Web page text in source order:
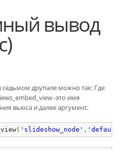
вывод
друпале можно так: Где
-это имя
вьюса и далее аргумент,
( 'slideshow_node' ,